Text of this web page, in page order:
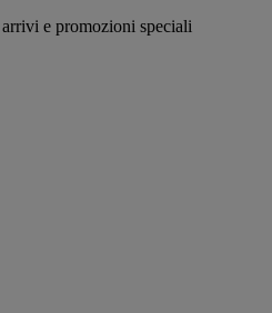
e promozioni speciali